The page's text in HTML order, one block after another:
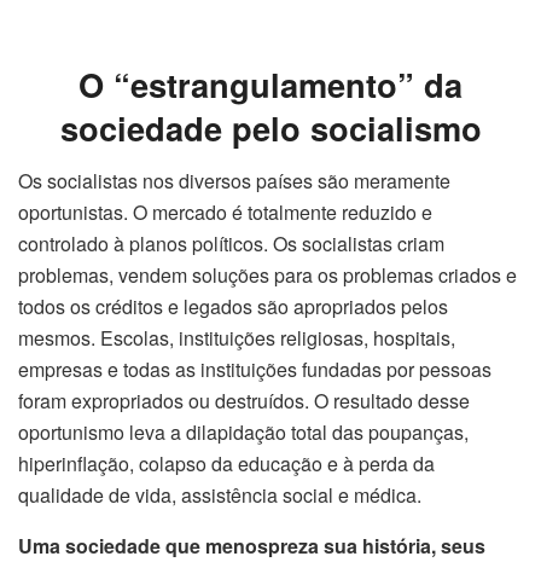
O “estrangulamento” da
sociedade pelo socialismo
Os socialistas nos diversos países são meramente
oportunistas. O mercado é totalmente reduzido e
controlado à planos políticos. Os socialistas criam
problemas, vendem soluções para os problemas criados e
todos os créditos e legados são apropriados pelos
mesmos. Escolas, instituições religiosas, hospitais,
empresas e todas as instituições fundadas por pessoas
foram expropriados ou destruídos. O resultado desse
oportunismo leva a dilapidação total das poupanças,
hiperinflação, colapso da educação e à perda da
qualidade de vida, assistência social e médica.
Uma sociedade que menospreza sua história, seus